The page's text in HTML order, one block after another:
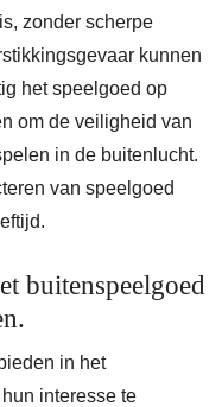
zonder scherpe
kunnen
het speelgoed op
om de veiligheid van
in de buitenlucht.
van speelgoed
buitenspeelgoed
in het
interesse te